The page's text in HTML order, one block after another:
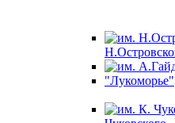
"Лукоморье"